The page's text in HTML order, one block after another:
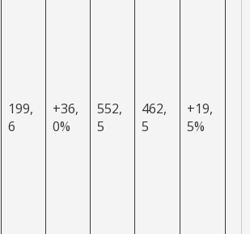
199,
6
+36,
0%
552,
5
462,
5
+19,
5%